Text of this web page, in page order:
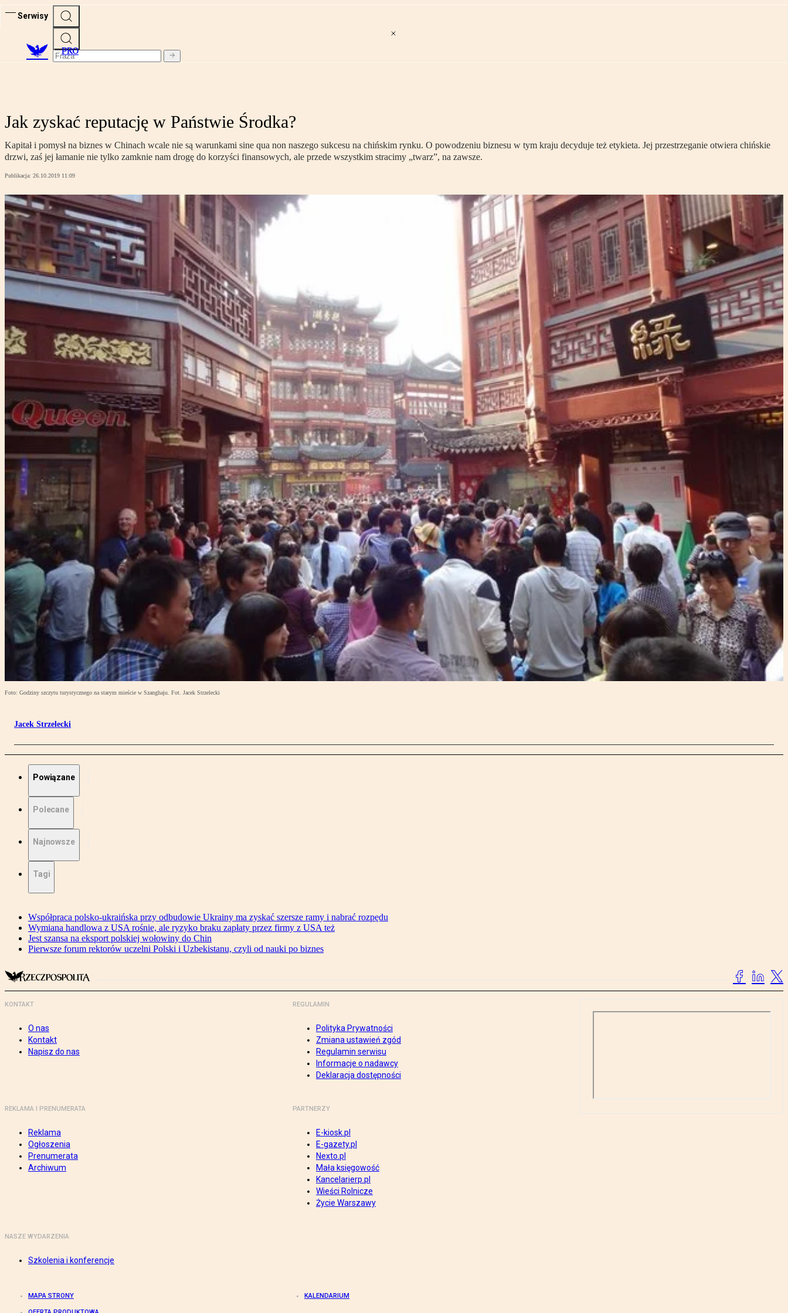
Serwisy
PRO
Jak zyskać reputację w Państwie Środka?
Kapitał i pomysł na biznes w Chinach wcale nie są warunkami sine qua non naszego sukcesu na chińskim rynku. O powodzeniu biznesu w tym kraju decyduje też etykieta. Jej przestrzeganie otwiera chińskie
drzwi, zaś jej łamanie nie tylko zamknie nam drogę do korzyści finansowych, ale przede wszystkim stracimy „twarz”, na zawsze.
Publikacja: 26.10.2019 11:09
Foto: Godziny szczytu turystycznego na starym mieście w Szanghaju. Fot. Jacek Strzelecki
Jacek Strzelecki
Powiązane
Polecane
Najnowsze
Tagi
Współpraca polsko-ukraińska przy odbudowie Ukrainy ma zyskać szersze ramy i nabrać rozpędu
Wymiana handlowa z USA rośnie, ale ryzyko braku zapłaty przez firmy z USA też
Jest szansa na eksport polskiej wołowiny do Chin
Pierwsze forum rektorów uczelni Polski i Uzbekistanu, czyli od nauki po biznes
KONTAKT
O nas
Kontakt
Napisz do nas
REGULAMIN
Polityka Prywatności
Zmiana ustawień zgód
Regulamin serwisu
Informacje o nadawcy
Deklaracja dostępności
REKLAMA I PRENUMERATA
Reklama
Ogłoszenia
Prenumerata
Archiwum
PARTNERZY
E-kiosk.pl
E-gazety.pl
Nexto.pl
Mała księgowość
Kancelarierp.pl
Wieści Rolnicze
Życie Warszawy
NASZE WYDARZENIA
Szkolenia i konferencje
MAPA STRONY KALENDARIUM